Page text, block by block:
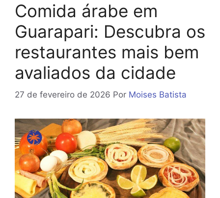
Comida árabe em
Guarapari: Descubra os
restaurantes mais bem
avaliados da cidade
27 de fevereiro de 2026 Por Moises Batista